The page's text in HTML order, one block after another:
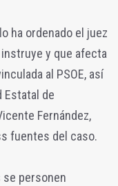
ha ordenado el juez
instruye y que afecta
al PSOE, así
Estatal de
Fernández,
fuentes del caso.
se personen